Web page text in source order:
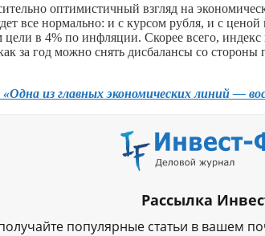
оптимистичный взгляд на
все нормально: и с курсом рубля, и с
в 4% по инфляции. Скорее всего,
за год можно снять дисбалансы со стороны
из главных экономических линий —
Рассылка
популярные статьи в вашем